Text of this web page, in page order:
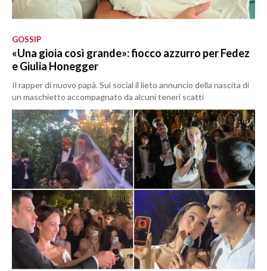
GOSSIP
«Una gioia così grande»: fiocco azzurro per Fedez
e Giulia Honegger
Il rapper di nuovo papà. Sui social il lieto annuncio della nascita di
un maschietto accompagnato da alcuni teneri scatti